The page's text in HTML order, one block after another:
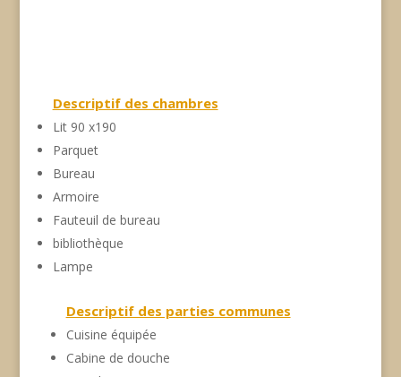
Descriptif des chambres
Lit 90 x190
Parquet
Bureau
Armoire
Fauteuil de bureau
bibliothèque
Lampe
Descriptif des parties communes
Cuisine équipée
Cabine de douche